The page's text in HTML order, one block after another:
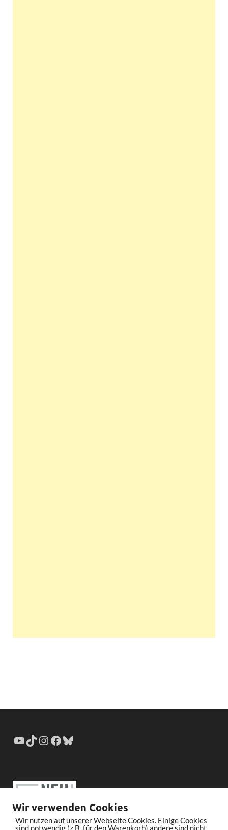
Wir verwenden Cookies
Wir nutzen auf unserer Webseite Cookies. Einige Cookies
sind notwendig (z.B. für den Warenkorb) andere sind nicht